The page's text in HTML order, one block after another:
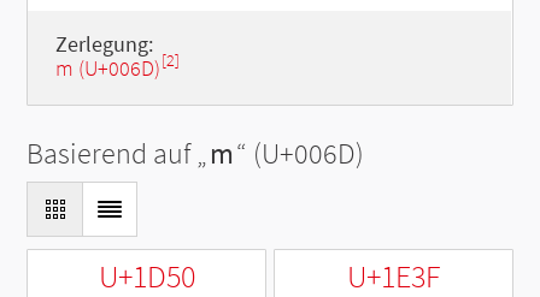
Zerlegung:
m (U+006D)[2]
Basierend auf „m“ (U+006D)
U+1D50 U+1E3F